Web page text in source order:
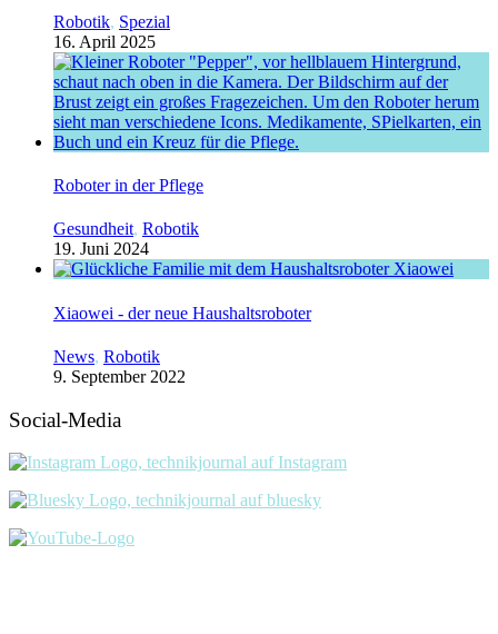
Robotik, Spezial
16. April 2025
Roboter in der Pflege
Gesundheit, Robotik
19. Juni 2024
Xiaowei - der neue Haushaltsroboter
News, Robotik
9. September 2022
Social-Media